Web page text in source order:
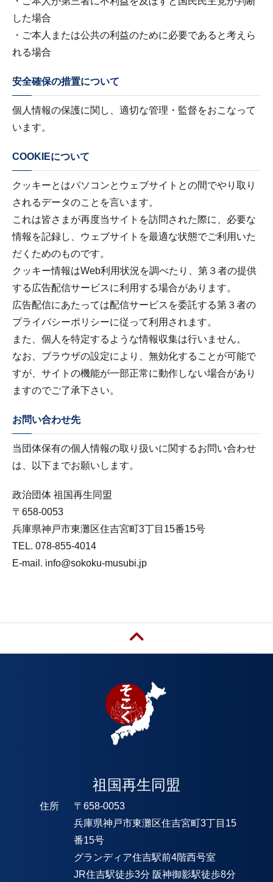
した場合
・ご本人または公共の利益のために必要であると考えら
れる場合
安全確保の措置について
個人情報の保護に関し、適切な管理・監督をおこなって
います。
COOKIEについて
クッキーとはパソコンとウェブサイトとの間でやり取り
されるデータのことを言います。
これは皆さまが再度当サイトを訪問された際に、必要な
情報を記録し、ウェブサイトを最適な状態でご利用いた
だくためのものです。
クッキー情報はWeb利用状況を調べたり、第３者の提供
する広告配信サービスに利用する場合があります。
広告配信にあたっては配信サービスを委託する第３者の
プライバシーポリシーに従って利用されます。
また、個人を特定するような情報収集は行いません。
なお、ブラウザの設定により、無効化することが可能で
すが、サイトの機能が一部正常に動作しない場合があり
ますのでご了承下さい。
お問い合わせ先
当団体保有の個人情報の取り扱いに関するお問い合わせ
は、以下までお願いします。
政治団体 祖国再生同盟
〒658-0053
兵庫県神戸市東灘区住吉宮町3丁目15番15号
TEL. 078-855-4014
E-mail. info@sokoku-musubi.jp
祖国再生同盟
住所
〒658-0053
兵庫県神戸市東灘区住吉宮町3丁目15
番15号
グランディア住吉駅前4階西号室
JR住吉駅徒歩3分 阪神御影駅徒歩8分